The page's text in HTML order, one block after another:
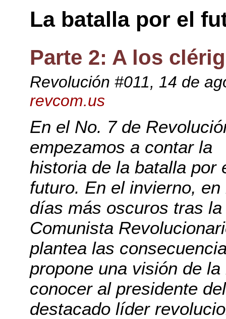
La batalla por el
Parte 2: A los
Revolución #011, 14 de
revcom.us
En el No. 7 de
empezamos a contar la
historia de la batalla por
futuro. En el invierno, en
días más oscuros tras
Comunista
plantea las
propone una visión de
conocer al presidente
destacado líder